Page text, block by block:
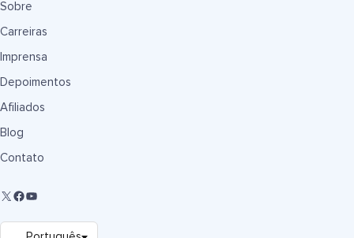
Sobre
Carreiras
Imprensa
Depoimentos
Afiliados
Blog
Contato